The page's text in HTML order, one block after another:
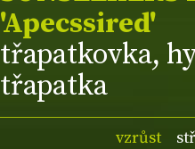
'Apecssired'
třapatkovka,
třapatka
vzrůst